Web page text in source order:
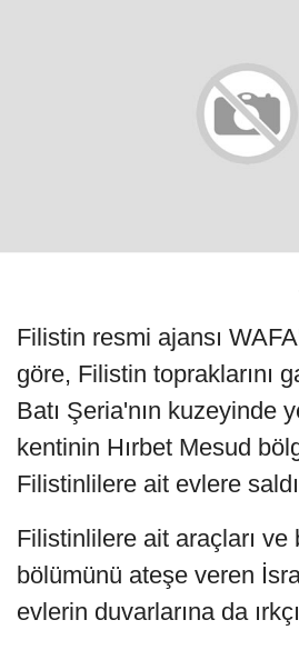
Filistin resmi ajansı
göre, Filistin topraklarını
Batı Şeria'nın kuzeyinde
kentinin Hırbet Mesud
Filistinlilere ait evlere
Filistinlilere ait araçları ve
bölümünü ateşe veren
evlerin duvarlarına da